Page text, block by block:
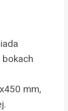
mm,